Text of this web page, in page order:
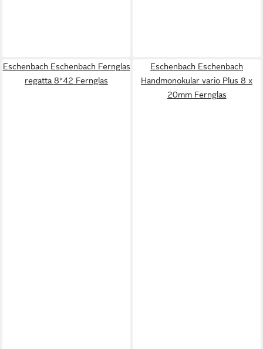
Eschenbach Eschenbach Fernglas
regatta 8*42 Fernglas
Eschenbach Eschenbach
Handmonokular vario Plus 8 x
20mm Fernglas